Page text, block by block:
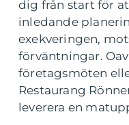
dig från start för
inledande
exekveringen,
förväntningar.
företagsmöten
Restaurang
leverera en